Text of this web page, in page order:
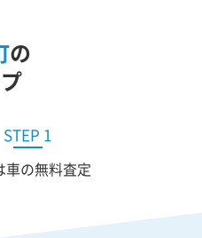
の
STEP 1
車の無料査定